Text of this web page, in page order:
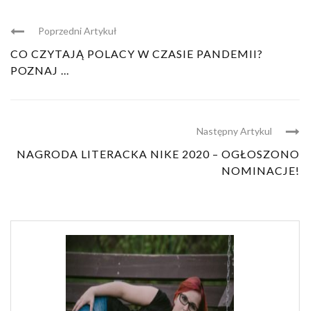
Poprzedni Artykuł
CO CZYTAJĄ POLACY W CZASIE PANDEMII?
POZNAJ ...
Następny Artykul
NAGRODA LITERACKA NIKE 2020 – OGŁOSZONO
NOMINACJE!